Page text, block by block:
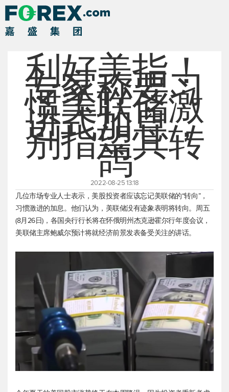
利好美指！
专家称要习
惯美联储激
进式加息，
别指望其转
鸽
2022-08-25 13:18
几位市场专业人士表示，美股投资者应该忘记美联储的“转向”，
习惯激进的加息。他们认为，美联储没有迹象表明将转向。周五
(8月26日)，各国央行行长将在怀俄明州杰克逊霍尔行年度会议，
美联储主席鲍威尔预计将就经济前景发表备受关注的讲话。